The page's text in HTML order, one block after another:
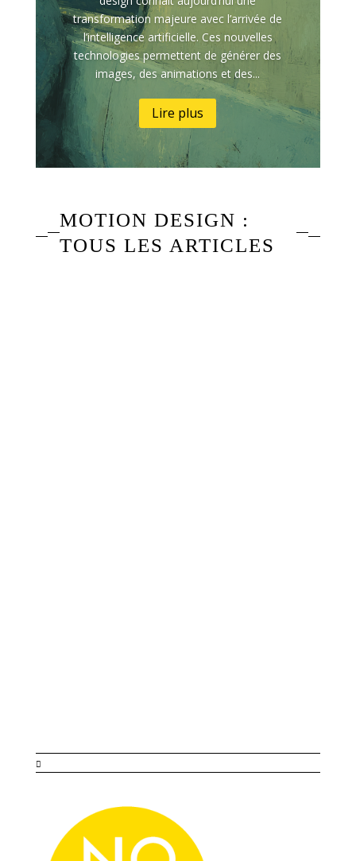
transformation majeure avec l’arrivée de
l’intelligence artificielle. Ces nouvelles
technologies permettent de générer des
images, des animations et des...
Lire plus
MOTION DESIGN :
TOUS LES ARTICLES
